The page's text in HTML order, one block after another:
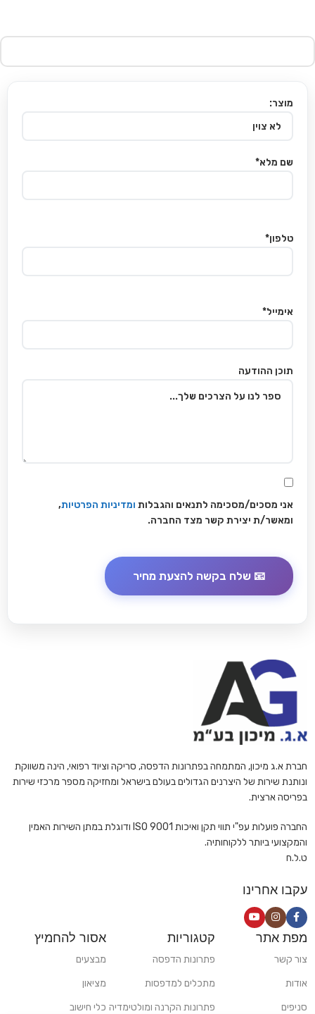
מוצר:
שם מלא*
טלפון*
אימייל*
תוכן ההודעה
אני מסכים/מסכימה לתנאים והגבלות ומדיניות הפרטיות,
ומאשר/ת יצירת קשר מצד החברה.
חברת א.ג מיכון, המתמחה בפתרונות הדפסה, סריקה וציוד רפואי, הינה משווקת
ונותנת שירות של היצרנים הגדולים בעולם בישראל ומחזיקה מספר מרכזי שירות
בפריסה ארצית.
החברה פועלות עפ"י תווי תקן ואיכות ISO 9001 ודוגלת במתן השירות האמין
והמקצועי ביותר ללקוחותיה.
ט.ל.ח
עקבו אחרינו
מפת אתר
צור קשר
אודות
סניפים
קטגוריות
פתרונות הדפסה
מתכלים למדפסות
פתרונות הקרנה ומולטימדיה
אסור להחמיץ
מבצעים
מציאון
כלי חישוב